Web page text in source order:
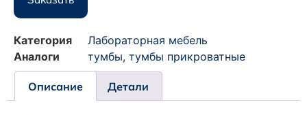
Категория
Лабораторная мебель
Аналоги
тумбы, тумбы прикроватные
Описание Детали